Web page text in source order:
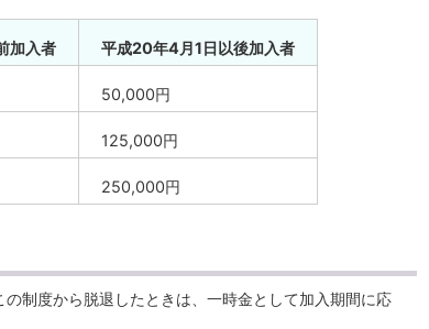
加入者 平成20年4月1日以後加入者
50,000円
125,000円
250,000円
制度から脱退したときは、一時金として加入期間に応